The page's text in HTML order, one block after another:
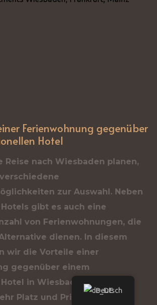
Ferienwohnung gegenüber
Hotel
Reise nach Wiesbaden planen,
zur Auswahl. Neben
gibt es auch eine
von Ferienwohnungen, die
dienen. In diesem
wir die Vorteile einer
gegenüber einem
in Wiesbaden genauer
Platz und Privatsphäre
Deutsch